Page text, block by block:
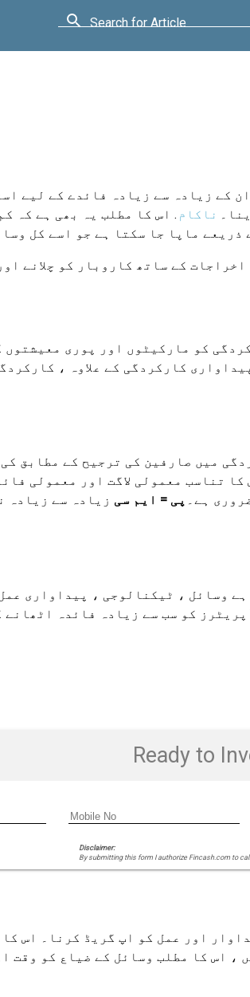
Search for Article
کے زیادہ سے زیادہ فائدے کے لیے
ناکام . اس کا مطلب یہ بھی ہے کہ
ماپا جا سکتا ہے جو اسے کل
کے ساتھ کاروبار کو چلانے
کو مارکیٹوں اور پوری
کارکردگی کے علاوہ ،
میں صارفین کی ترجیح کے مطابق
تناسب معمولی لاگت اور معمولی
ہے۔ پی = ایم سی زیادہ سے زیادہ
وسائل ، ٹیکنالوجی ، پیداواری
کو سب سے زیادہ فائدہ
Ready to
Disclaimer:
By submitting this form I authorize Fincash.com to
اور عمل کو اپ گریڈ کرنا۔ اس
اس کا مطلب وسائل کے ضیاع کو وقت